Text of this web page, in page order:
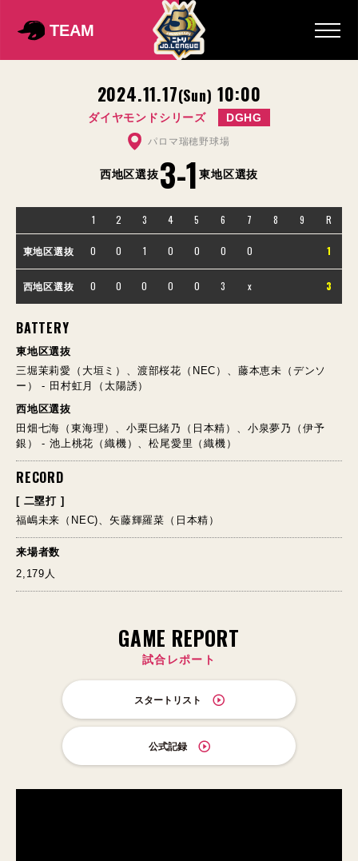
TEAM
2024.11.17(Sun) 10:00
ダイヤモンドシリーズ DGHG
パロマ瑞穂野球場
西地区選抜3-1東地区選抜
1 2 3 4 5 6 7 8 9 R
東地区選抜 0 0 1 0 0 0 0 1
西地区選抜 0 0 0 0 0 3 x 3
BATTERY
東地区選抜
三堀茉莉愛（大垣ミ）、渡部桜花（NEC）、藤本恵未（デンソ
ー） - 田村虹月（太陽誘）
西地区選抜
田畑七海（東海理）、小栗巳緒乃（日本精）、小泉夢乃（伊予
銀） - 池上桃花（織機）、松尾愛里（織機）
RECORD
[ 二塁打 ]
福嶋未来（NEC)、矢藤輝羅菜（日本精）
来場者数
2,179人
GAME REPORT
試合レポート
スタートリスト
公式記録